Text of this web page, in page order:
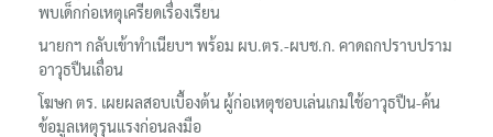
พบเด็กก่อเหตุเครียดเรื่องเรียน
นายกฯ กลับเข้าทำเนียบฯ พร้อม ผบ.ตร.-ผบช.ก. คาดถกปราบปราม
อาวุธปืนเถื่อน
โฆษก ตร. เผยผลสอบเบื้องต้น ผู้ก่อเหตุชอบเล่นเกมใช้อาวุธปืน-ค้น
ข้อมูลเหตุรุนแรงก่อนลงมือ